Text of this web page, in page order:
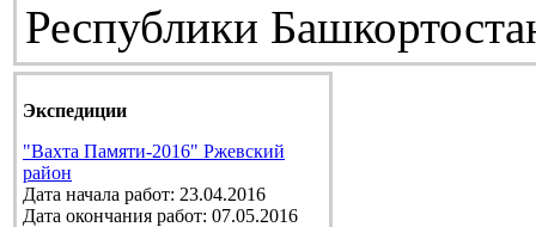
Республики
Экспедиции
"Вахта Памяти-2016" Ржевский
район
Дата начала работ: 23.04.2016
Дата окончания работ: 07.05.2016